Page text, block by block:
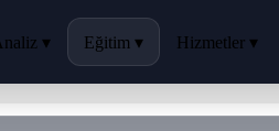
▾ Eğitim ▾ Hizmetler ▾